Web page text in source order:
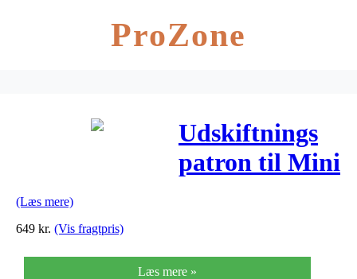
ProZone
Udskiftnings
patron til Mini
(Læs mere)
649 kr. (Vis fragtpris)
Læs mere »